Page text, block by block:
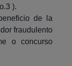
).
de la
fraudulento
o concurso